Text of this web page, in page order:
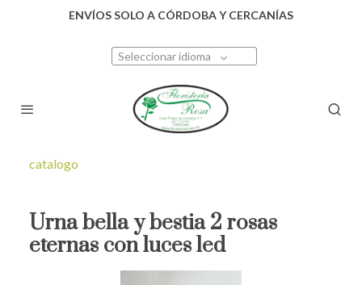
ENVÍOS SOLO A CÓRDOBA Y CERCANÍAS
Seleccionar idioma
catalogo
Urna bella y bestia 2 rosas
eternas con luces led